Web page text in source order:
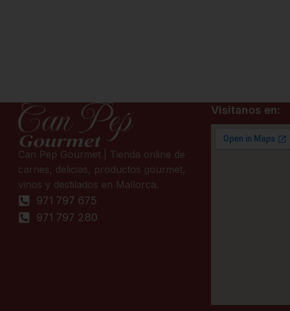
Can Pep Gourmet | Tienda online de
carnes, delicias, productos gourmet,
vinos y destilados en Mallorca.
971 797 675
971 797 280
Visitanos en: